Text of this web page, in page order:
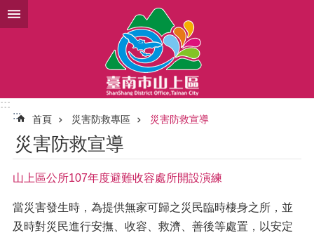
跳到主要內容區塊
:::
:::
首頁 災害防救專區 災害防救宣導
災害防救宣導
山上區公所107年度避難收容處所開設演練
當災害發生時，為提供無家可歸之災民臨時棲身之所，並
及時對災民進行安撫、收容、救濟、善後等處置，以安定